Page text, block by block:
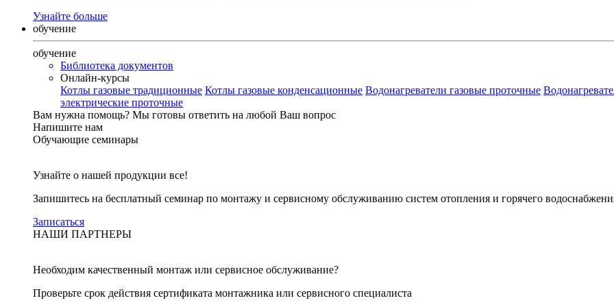
Узнайте больше
обучение
обучение
Библиотека документов
Онлайн-курсы
Котлы газовые традиционные Котлы газовые конденсационные Водонагреватели газовые проточные
электрические проточные
Вам нужна помощь? Мы готовы ответить на любой Ваш вопрос
Напишите нам
Обучающие семинары
Узнайте о нашей продукции все!
Запишитесь на бесплатный семинар по монтажу и сервисному обслуживанию систем отопления и горячего
Записаться
НАШИ ПАРТНЕРЫ
Необходим качественный монтаж или сервисное обслуживание?
Проверьте срок действия сертификата монтажника или сервисного специалиста